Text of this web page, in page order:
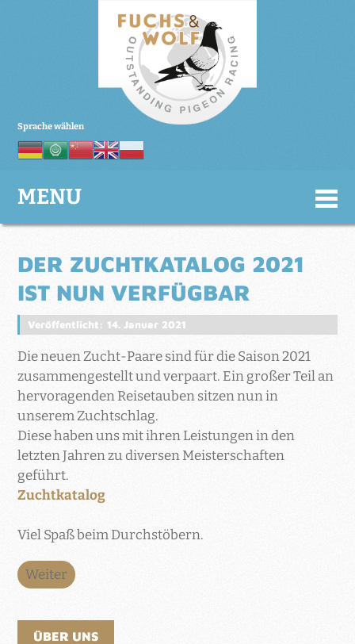
Sprache wählen
MENU
DER ZUCHTKATALOG 2021
IST NUN VERFÜGBAR
Veröffentlicht: 14. Januar 2021
Die neuen Zucht-Paare sind für die Saison 2021
zusammengestellt und verpaart. Ein großer Teil an
hervoragenden Reisetauben sitzen nun in
unserem Zuchtschlag.
Diese haben uns mit ihren Leistungen in den
letzten Jahren zu diversen Meisterschaften
geführt.
Zuchtkatalog
Viel Spaß beim Durchstöbern.
Weiter
ÜBER UNS